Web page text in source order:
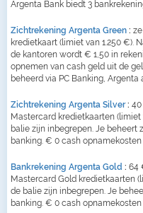
Argenta Bank biedt 3
Zichtrekening Argenta Green :
kredietkaart (limiet van 1.250 €).
de kantoren wordt € 1,50 in
opnemen van cash geld uit de
beheerd via PC Banking, Argenta
Zichtrekening Argenta Silver:
Mastercard kredietkaarten
balie zijn inbegrepen. Je beheert
banking. € 0 cash
Bankrekening Argenta Gold : 64
Mastercard Gold kredietkaarten
de balie zijn inbegrepen. Je
banking. € 0 cash